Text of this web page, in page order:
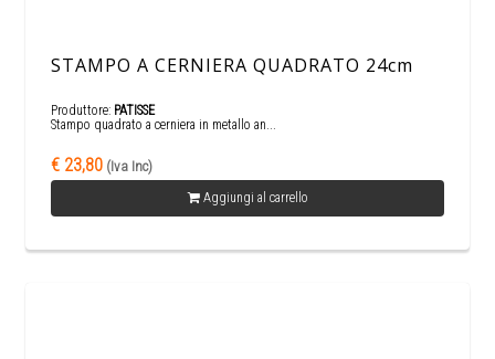
STAMPO A CERNIERA QUADRATO 24cm
Produttore: PATISSE
Stampo quadrato a cerniera in metallo an...
€ 23,80 (Iva Inc)
Aggiungi al carrello